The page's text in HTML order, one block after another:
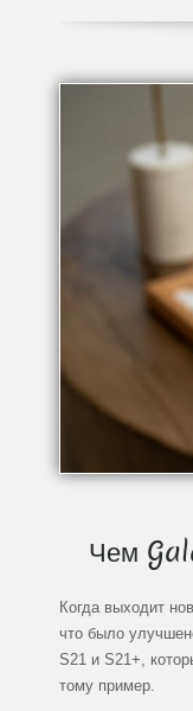
Чем
Когда выходит
что было
S21 и S21+,
тому пример.